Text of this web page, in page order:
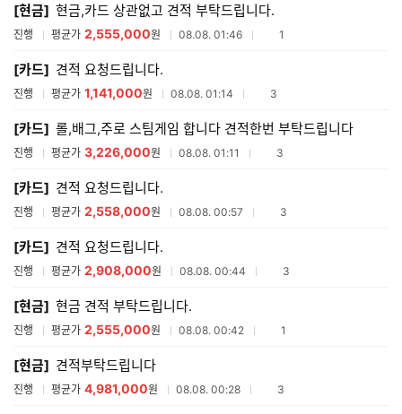
[현금] 현금,카드 상관없고 견적 부탁드립니다.
진행 평균가 2,555,000원 08.08. 01:46 참여업체수
1
[카드] 견적 요청드립니다.
진행 평균가 1,141,000원 08.08. 01:14 참여업체수
3
[카드] 롤,배그,주로 스팀게임 합니다 견적한번 부탁드립니다
진행 평균가 3,226,000원 08.08. 01:11 참여업체수
3
[카드] 견적 요청드립니다.
진행 평균가 2,558,000원 08.08. 00:57 참여업체수
3
[카드] 견적 요청드립니다.
진행 평균가 2,908,000원 08.08. 00:44 참여업체수
3
[현금] 현금 견적 부탁드립니다.
진행 평균가 2,555,000원 08.08. 00:42 참여업체수
1
[현금] 견적부탁드립니다
진행 평균가 4,981,000원 08.08. 00:28 참여업체수
3